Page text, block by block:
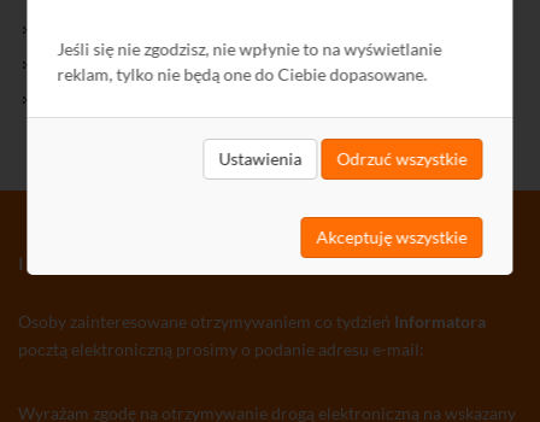
Jeśli się nie zgodzisz, nie wpłynie to na wyświetlanie
reklam, tylko nie będą one do Ciebie dopasowane.
Ustawienia Odrzuć wszystkie
Akceptuję wszystkie
Polityka Prywatności
INFORMATOR TV-SAT CCTV WLAN
Osoby zainteresowane otrzymywaniem co tydzień Informatora
pocztą elektroniczną prosimy o podanie adresu e-mail:
Wyrażam zgodę na otrzymywanie drogą elektroniczną na wskazany